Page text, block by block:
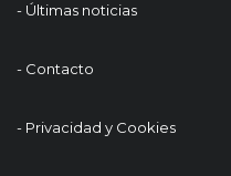
- Últimas noticias
- Contacto
- Privacidad y Cookies